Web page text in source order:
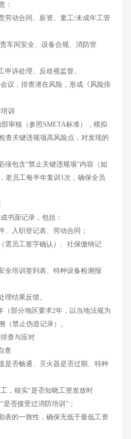
：
动合同、薪资、童工/未成年工管
间安全、设备合规、消防管
诉处理、反歧视监督。
，排查潜在风险，形成《风险排
训
核（参照SMETA标准），模拟
查关键违规项高风险点，对发现的
包含“禁止关键违规项”内容（如
老员工每半年复训1次，确保全员
面记录，包括：
入职登记表、劳动合同；
员工签字确认）、社保缴纳记
培训签到表、特种设备检测报
结果反馈。
部分地区要求2年，以当地法规为
（禁止伪造记录）。
查与应对
查
否畅通、灭火器是否过期、特种
核实“是否知晓工资发放时
是否接受过消防培训”；
的一致性，确保无低于最低工资